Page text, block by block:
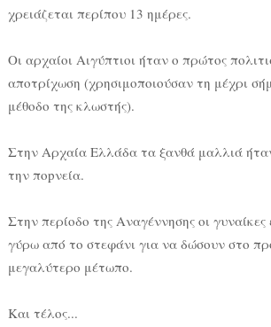
χρειάζεται περίπου 13 ημέρες.
Οι αρχαίοι Αιγύπτιοι ήταν ο πρώτος
αποτρίχωση (χρησιμοποιούσαν τη μέχρι
μέθοδο της κλωστής).
Στην Αρχαία Ελλάδα τα ξανθά μαλλιά
την πopνεία.
Στην περίοδο της Αναγέννησης οι γυναίκες
γύρω από το στεφάνι για να δώσουν στο
μεγαλύτερο μέτωπο.
Και τέλος...